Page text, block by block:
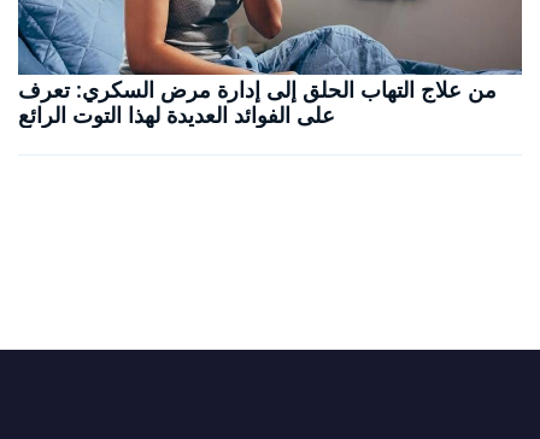
من علاج التهاب الحلق إلى إدارة مرض السكري: تعرف
على الفوائد العديدة لهذا التوت الرائع